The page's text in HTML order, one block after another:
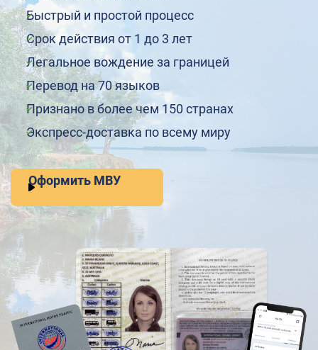
Быстрый и простой процесс
Срок действия от 1 до 3 лет
Легальное вождение за границей
Перевод на 70 языков
Признано в более чем 150 странах
Экспресс-доставка по всему миру
Оформить МВУ